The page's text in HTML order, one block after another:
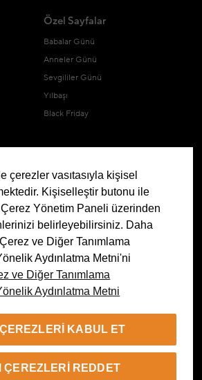
Özel Sayfalar
Babalar Günü
Anneler Günü
Sevgililer Günü
Yılbaşı
Black Friday
çerezler vasıtasıyla kişisel
Kişiselleştir butonu ile
Yönetim Paneli üzerinden
belirleyebilirsiniz. Daha
ve Diğer Tanımlama
Aydınlatma Metni'ni
ve Diğer Tanımlama
Aydınlatma Metni
KABUL ET
ÇEREZLERI REDDET